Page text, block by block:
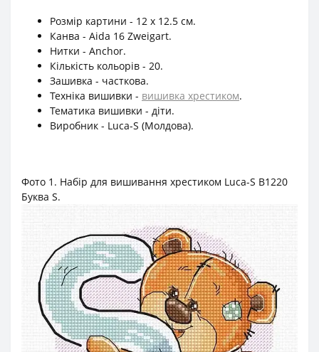
Розмір картини - 12 x 12.5 см.
Канва - Aida 16 Zweigart.
Нитки - Anchor.
Кількість кольорів - 20.
Зашивка - часткова.
Техніка вишивки - вишивка хрестиком.
Тематика вишивки - діти.
Виробник - Luca-S (Молдова).
Фото 1. Набір для вишивання хрестиком Luca-S B1220
Буква S.